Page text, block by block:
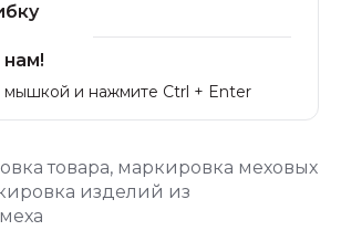
мышкой и нажмите Ctrl + Enter
товара, маркировка меховых
изделий из